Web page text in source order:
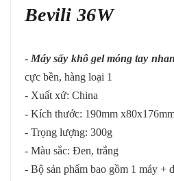
Bevili 36W
- Máy sấy khô gel móng tay
cực bền, hàng loại 1
- Xuất xứ: China
- Kích thước: 190mm
- Trọng lượng: 300g
- Màu sắc: Đen, trắng
- Bộ sản phẩm bao gồm 1 máy +